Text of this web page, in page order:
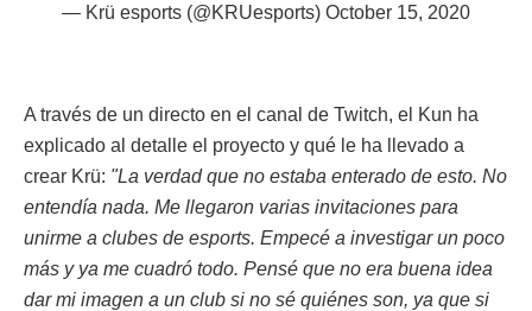
— Krü esports (@KRUesports) October 15, 2020
A través de un directo en el canal de Twitch, el Kun ha
explicado al detalle el proyecto y qué le ha llevado a
crear Krü: "La verdad que no estaba enterado de esto. No
entendía nada. Me llegaron varias invitaciones para
unirme a clubes de esports. Empecé a investigar un poco
más y ya me cuadró todo. Pensé que no era buena idea
dar mi imagen a un club si no sé quiénes son, ya que si